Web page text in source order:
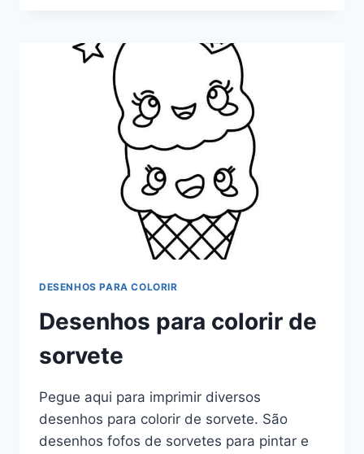
COLORIR
DESENHOS PARA COLORIR
Desenhos para colorir de
sorvete
Pegue aqui para imprimir diversos
desenhos para colorir de sorvete. São
desenhos fofos de sorvetes para pintar e